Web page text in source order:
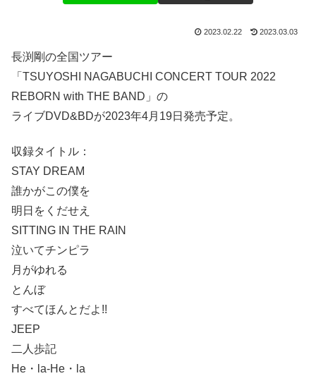
2023.02.22 2023.03.03
長渕剛の全国ツアー
「TSUYOSHI NAGABUCHI CONCERT TOUR 2022
REBORN with THE BAND」の
ライブDVD&BDが2023年4月19日発売予定。
収録タイトル：
STAY DREAM
誰かがこの僕を
明日をくだせえ
SITTING IN THE RAIN
泣いてチンピラ
月がゆれる
とんぼ
すべてほんとだよ!!
JEEP
二人歩記
He・la-He・la